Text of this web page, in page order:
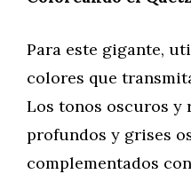
Para este gigante,
colores que
Los tonos oscuros y
profundos y grises
complementados